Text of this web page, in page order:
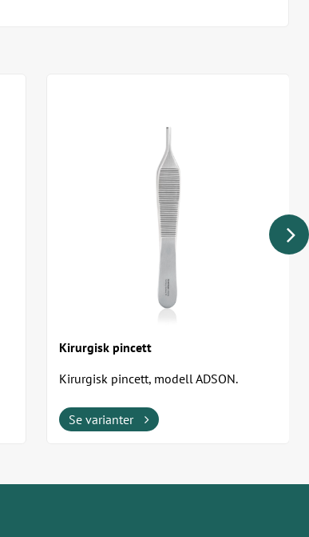
Kirurgisk pincett
Kirurgisk pincett, modell ADSON.
Se varianter